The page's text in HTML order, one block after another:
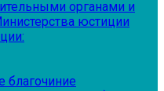
органами и
юстиции
благочиние